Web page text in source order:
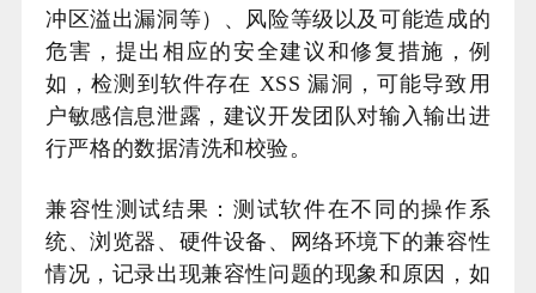
冲区溢出漏洞等）、风险等级以及可能造成的
危害，提出相应的安全建议和修复措施，例
如，检测到软件存在 XSS 漏洞，可能导致用
户敏感信息泄露，建议开发团队对输入输出进
行严格的数据清洗和校验。
兼容性测试结果：测试软件在不同的操作系
统、浏览器、硬件设备、网络环境下的兼容性
情况，记录出现兼容性问题的现象和原因，如